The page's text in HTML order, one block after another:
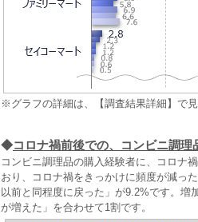
※グラフの詳細は、【調査結果詳細】で見
◆コロナ禍前後での、コンビニ調理
コンビニ調理品の購入経験者に、コロナ
おり、コロナ禍をきっかけに頻度が減っ
以前と同程度に戻った」が9.2%です。増
が増えた」を合わせて1割です。